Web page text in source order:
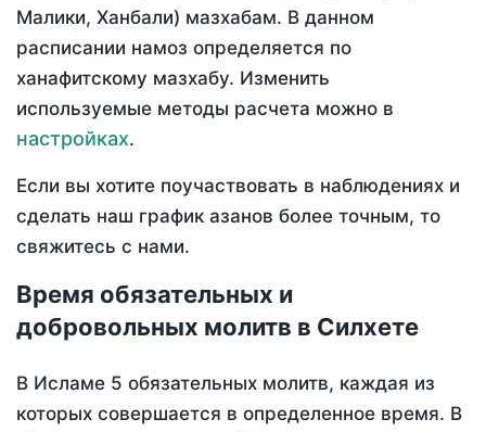
Малики, Ханбали) мазхабам. В данном
расписании намоз определяется по
ханафитскому мазхабу. Изменить
используемые методы расчета можно в
настройках.
Если вы хотите поучаствовать в наблюдениях и
сделать наш график азанов более точным, то
свяжитесь с нами.
Время обязательных и
добровольных молитв в Силхете
В Исламе 5 обязательных молитв, каждая из
которых совершается в определенное время. В